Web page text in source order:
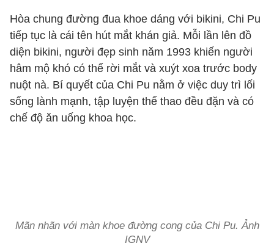
Hòa chung đường đua khoe dáng với bikini, Chi Pu
tiếp tục là cái tên hút mắt khán giả. Mỗi lần lên đồ
diện bikini, người đẹp sinh năm 1993 khiến người
hâm mộ khó có thể rời mắt và xuýt xoa trước body
nuột nà. Bí quyết của Chi Pu nằm ở việc duy trì lối
sống lành mạnh, tập luyện thể thao đều đặn và có
chế độ ăn uống khoa học.
Mãn nhãn với màn khoe đường cong của Chi Pu. Ảnh
IGNV